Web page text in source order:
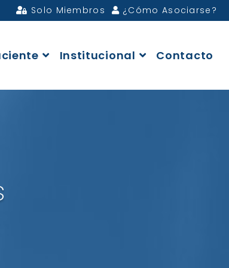
Solo Miembros ¿Cómo Asociarse?
Institucional Contacto